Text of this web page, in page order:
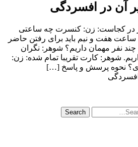
آن در افسردگی
در کجاست: زن: کنسرت چه ساعتی
هفت و نیم باید برای رفتن حاضر
نفر مهمان داریم؟ شوهر: نگران
شوهر: کارت تقریبا تمام شده: زن:
نحوه پرسش و پاسخ […]
افسردگی